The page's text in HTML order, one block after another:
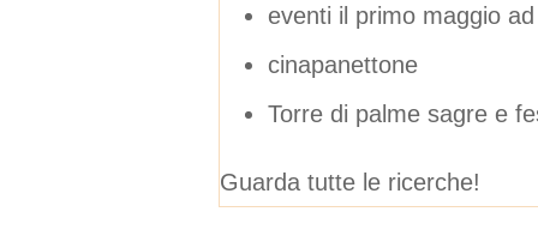
eventi il primo maggio
cinapanettone
Torre di palme sagre e
Guarda tutte le ricerche!